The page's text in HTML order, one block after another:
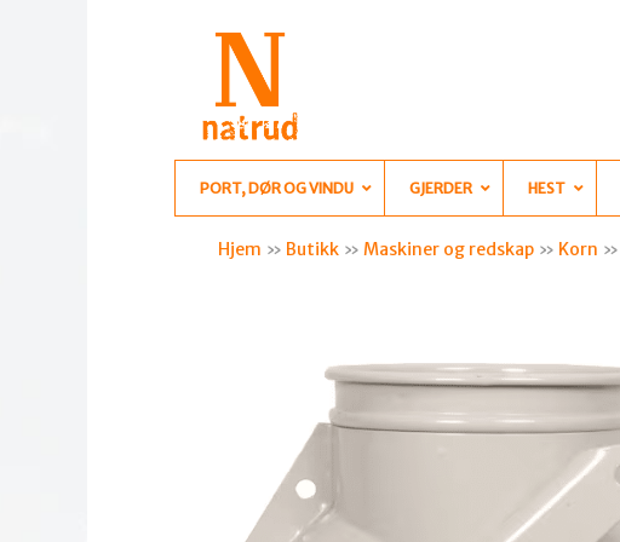
PORT, DØR OG VINDU GJERDER HEST
Hjem » Butikk » Maskiner og redskap » Korn »